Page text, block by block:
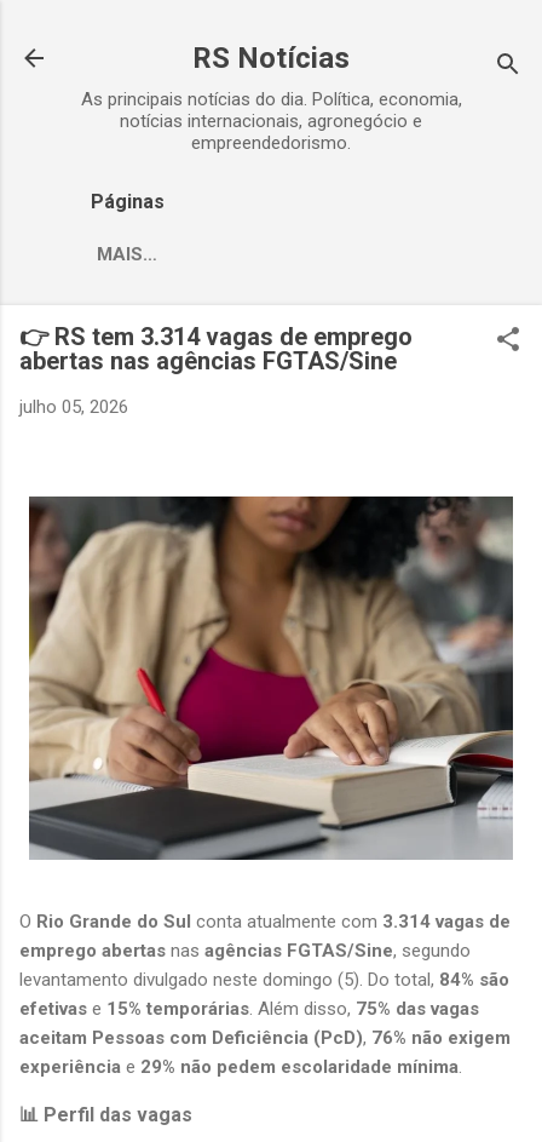
RS Notícias
As principais notícias do dia. Política, economia,
notícias internacionais, agronegócio e
empreendedorismo.
Páginas
MAIS…
👉 RS tem 3.314 vagas de emprego
abertas nas agências FGTAS/Sine
julho 05, 2026
O Rio Grande do Sul conta atualmente com 3.314 vagas de
emprego abertas nas agências FGTAS/Sine, segundo
levantamento divulgado neste domingo (5). Do total, 84% são
efetivas e 15% temporárias . Além disso, 75% das vagas
aceitam Pessoas com Deficiência (PcD), 76% não exigem
experiência e 29% não pedem escolaridade mínima
📊 Perfil das vagas